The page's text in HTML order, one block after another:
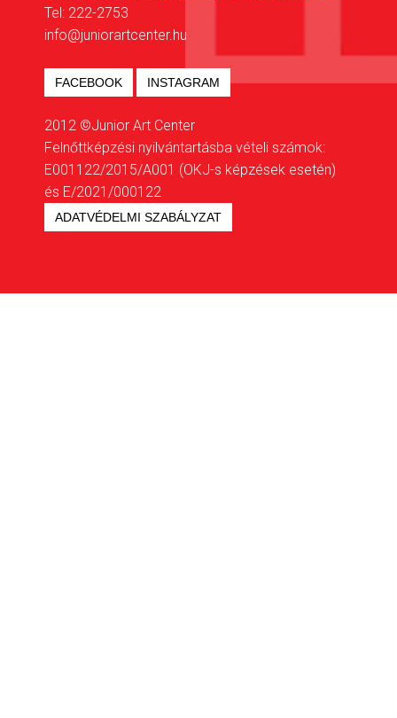
Tel: 222-2753
info@juniorartcenter.hu
FACEBOOK INSTAGRAM
2012 ©Junior Art Center
Felnőttképzési nyilvántartásba vételi számok:
E001122/2015/A001 (OKJ-s képzések esetén)
és E/2021/000122
ADATVÉDELMI SZABÁLYZAT